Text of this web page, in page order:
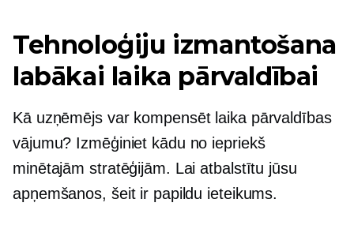
Tehnoloģiju izmantošana
labākai laika pārvaldībai
Kā uzņēmējs var kompensēt laika pārvaldības
vājumu? Izmēģiniet kādu no iepriekš
minētajām stratēģijām. Lai atbalstītu jūsu
apņemšanos, šeit ir papildu ieteikums.